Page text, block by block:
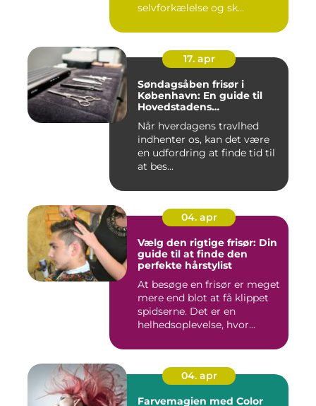
selvforkælelse og sk...
17. apr
Søndagsåben frisør i
København: En guide til
Hovedstadens
Når hverdagens travlhed
indhenter os, kan det være
en udfordring at finde tid til
at bes...
04. apr
Vælg den rigtige frisør: Din
guide til at finde den
perfekte hårstylist
At besøge en frisør er meget
mere end blot at få klippet
spidserne. Det er en
helhedsoplevelse, hvor...
04. apr
Farvemagien med Color